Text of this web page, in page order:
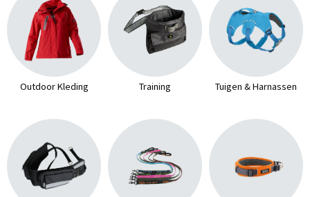
Outdoor Kleding Training Tuigen & Harnassen